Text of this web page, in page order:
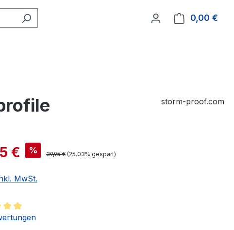
0,00 €
storm-proof.com
€ % 39,95 € (25.03% gespart)
MwSt.
Bewertung von 4.94 von 5 Sternen